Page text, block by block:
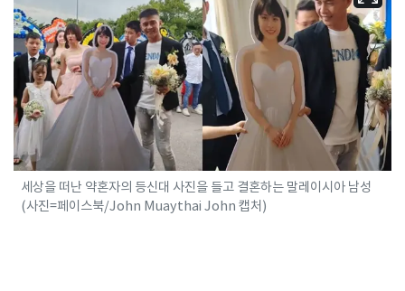
세상을 떠난 약혼자의 등신대 사진을 들고 결혼하는 말레이시아 남성
(사진=페이스북/John Muaythai John 캡처)